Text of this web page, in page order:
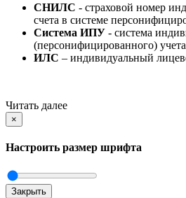
СНИЛС - страховой номер
счета в системе
Система ИПУ - система
(персонифицированного)
ИЛС – индивидуальный
Читать далее
×
Настроить размер шрифта
Закрыть